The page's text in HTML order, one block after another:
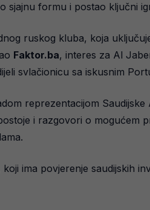
sjajnu formu i postao ključni
ruskog kluba, koja
Faktor.ba, interes za Al
svlačionicu sa iskusnim
reprezentacijom
i razgovori o mogućem
ima povjerenje saudijskih